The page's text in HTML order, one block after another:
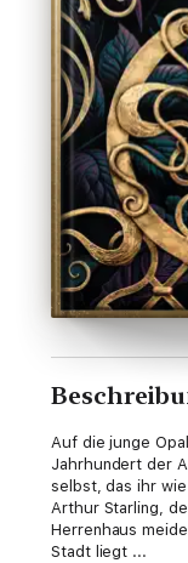
Auf die junge
Jahrhundert der
selbst, das ihr
Arthur Starling,
Herrenhaus
Stadt liegt ...